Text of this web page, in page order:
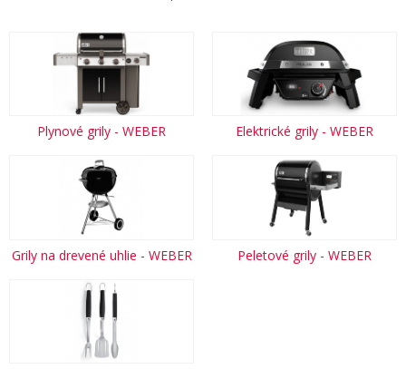
Plynové grily - WEBER Elektrické grily - WEBER
Grily na drevené uhlie - WEBER Peletové grily - WEBER